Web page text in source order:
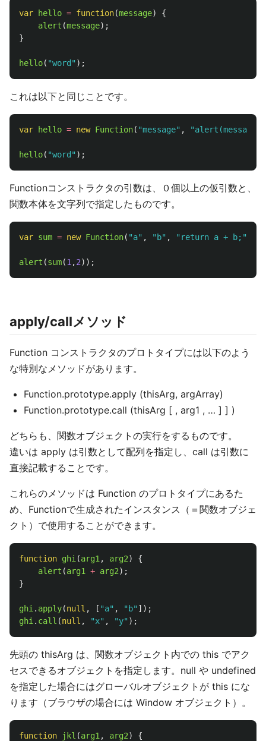
var hello = function(message)
{
alert (message);
}
hello( "word " );
これは以下と同じことです。
var hello = new Function( "message" , "alert(message);
hello( "word " );
Functionコンストラクタの引数は、０個以上の仮引数と、
関数本体を文字列で指定したものです。
var sum = new Function( "a" , " b" , " return a + b; "
alert (sum(1 ,2));
apply/callメソッド
Function コンストラクタのプロトタイプには以下のよう
な特別なメソッドがあります。
Function.prototype.apply (thisArg, argArray)
Function.prototype.call (thisArg [ , arg1 , … ] ] )
どちらも、関数オブジェクトの実行をするものです。
違いは apply は引数として配列を指定し、call は引数に
直接記載することです。
これらのメソッドは Function のプロトタイプにあるた
め、Functionで生成されたインスタンス（＝関数オブジェ
クト）で使用することができます。
function ghi (arg1 , arg2)
{
alert (arg1 + arg2);
}
ghi . apply(null , [ "a" , " b" ]);
ghi . call (null , "x" , "y" );
先頭の thisArg は、関数オブジェクト内での this でアク
セスできるオブジェクトを指定します。null や undefined
を指定した場合にはグローバルオブジェクトが this にな
ります（ブラウザの場合には Window オブジェクト）。
function jkl (arg1 , arg2)
{